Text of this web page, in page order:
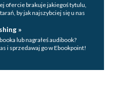
ofercie brakuje jakiegoś tytulu,
by jak najszybciej się u nas
»
lub nagrałeś audibook?
i sprzedawaj go w Ebookpoint!